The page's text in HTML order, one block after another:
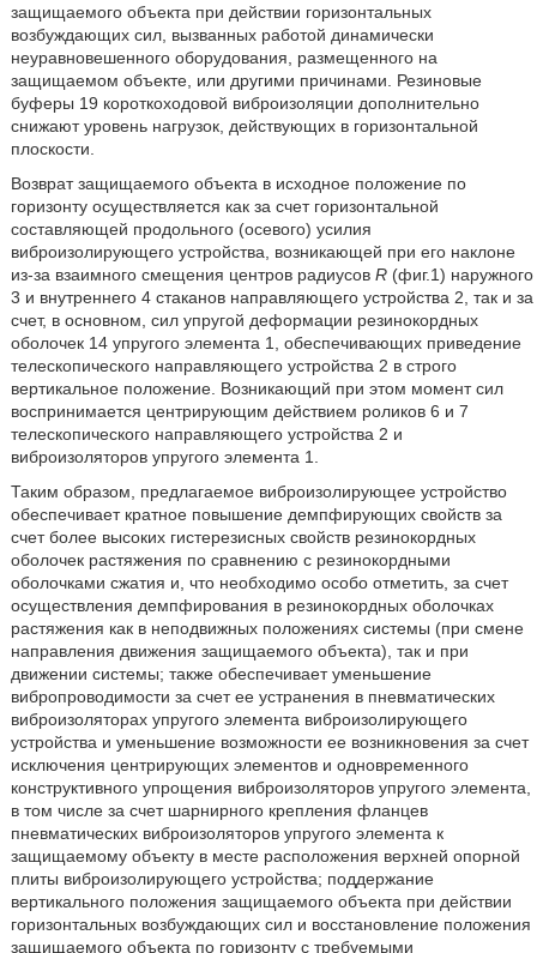
защищаемого объекта при действии горизонтальных
возбуждающих сил, вызванных работой динамически
неуравновешенного оборудования, размещенного на
защищаемом объекте, или другими причинами. Резиновые
буферы 19 короткоходовой виброизоляции дополнительно
снижают уровень нагрузок, действующих в горизонтальной
плоскости.
Возврат защищаемого объекта в исходное положение по
горизонту осуществляется как за счет горизонтальной
составляющей продольного (осевого) усилия
виброизолирующего устройства, возникающей при его наклоне
из-за взаимного смещения центров радиусов R(фиг.1) наружного
3 и внутреннего 4 стаканов направляющего устройства 2, так и за
счет, в основном, сил упругой деформации резинокордных
оболочек 14 упругого элемента 1, обеспечивающих приведение
телескопического направляющего устройства 2 в строго
вертикальное положение. Возникающий при этом момент сил
воспринимается центрирующим действием роликов 6 и 7
телескопического направляющего устройства 2 и
виброизоляторов упругого элемента 1.
Таким образом, предлагаемое виброизолирующее устройство
обеспечивает кратное повышение демпфирующих свойств за
счет более высоких гистерезисных свойств резинокордных
оболочек растяжения по сравнению с резинокордными
оболочками сжатия и, что необходимо особо отметить, за счет
осуществления демпфирования в резинокордных оболочках
растяжения как в неподвижных положениях системы (при смене
направления движения защищаемого объекта), так и при
движении системы; также обеспечивает уменьшение
вибропроводимости за счет ее устранения в пневматических
виброизоляторах упругого элемента виброизолирующего
устройства и уменьшение возможности ее возникновения за счет
исключения центрирующих элементов и одновременного
конструктивного упрощения виброизоляторов упругого элемента,
в том числе за счет шарнирного крепления фланцев
пневматических виброизоляторов упругого элемента к
защищаемому объекту в месте расположения верхней опорной
плиты виброизолирующего устройства; поддержание
вертикального положения защищаемого объекта при действии
горизонтальных возбуждающих сил и восстановление положения
защищаемого объекта по горизонту с требуемыми